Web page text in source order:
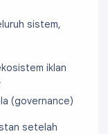
sistem,
iklan
(governance)
setelah